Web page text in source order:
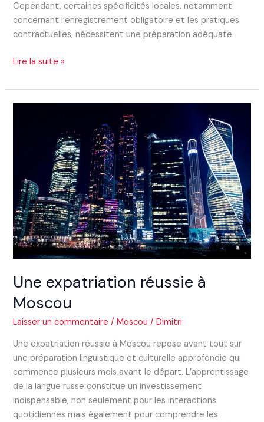
Cependant, certaines spécificités locales, notamment
concernant l’enregistrement obligatoire et les pratiques
contractuelles, nécessitent une préparation adéquate.
Lire la suite »
Une expatriation réussie à
Moscou
Laisser un commentaire /Moscou /Dimitri
Une expatriation réussie à Moscou repose avant tout sur
une préparation linguistique et culturelle approfondie qui
commence plusieurs mois avant le départ. L’apprentissage
de la langue russe constitue un investissement
indispensable, non seulement pour les interactions
quotidiennes mais également pour comprendre les